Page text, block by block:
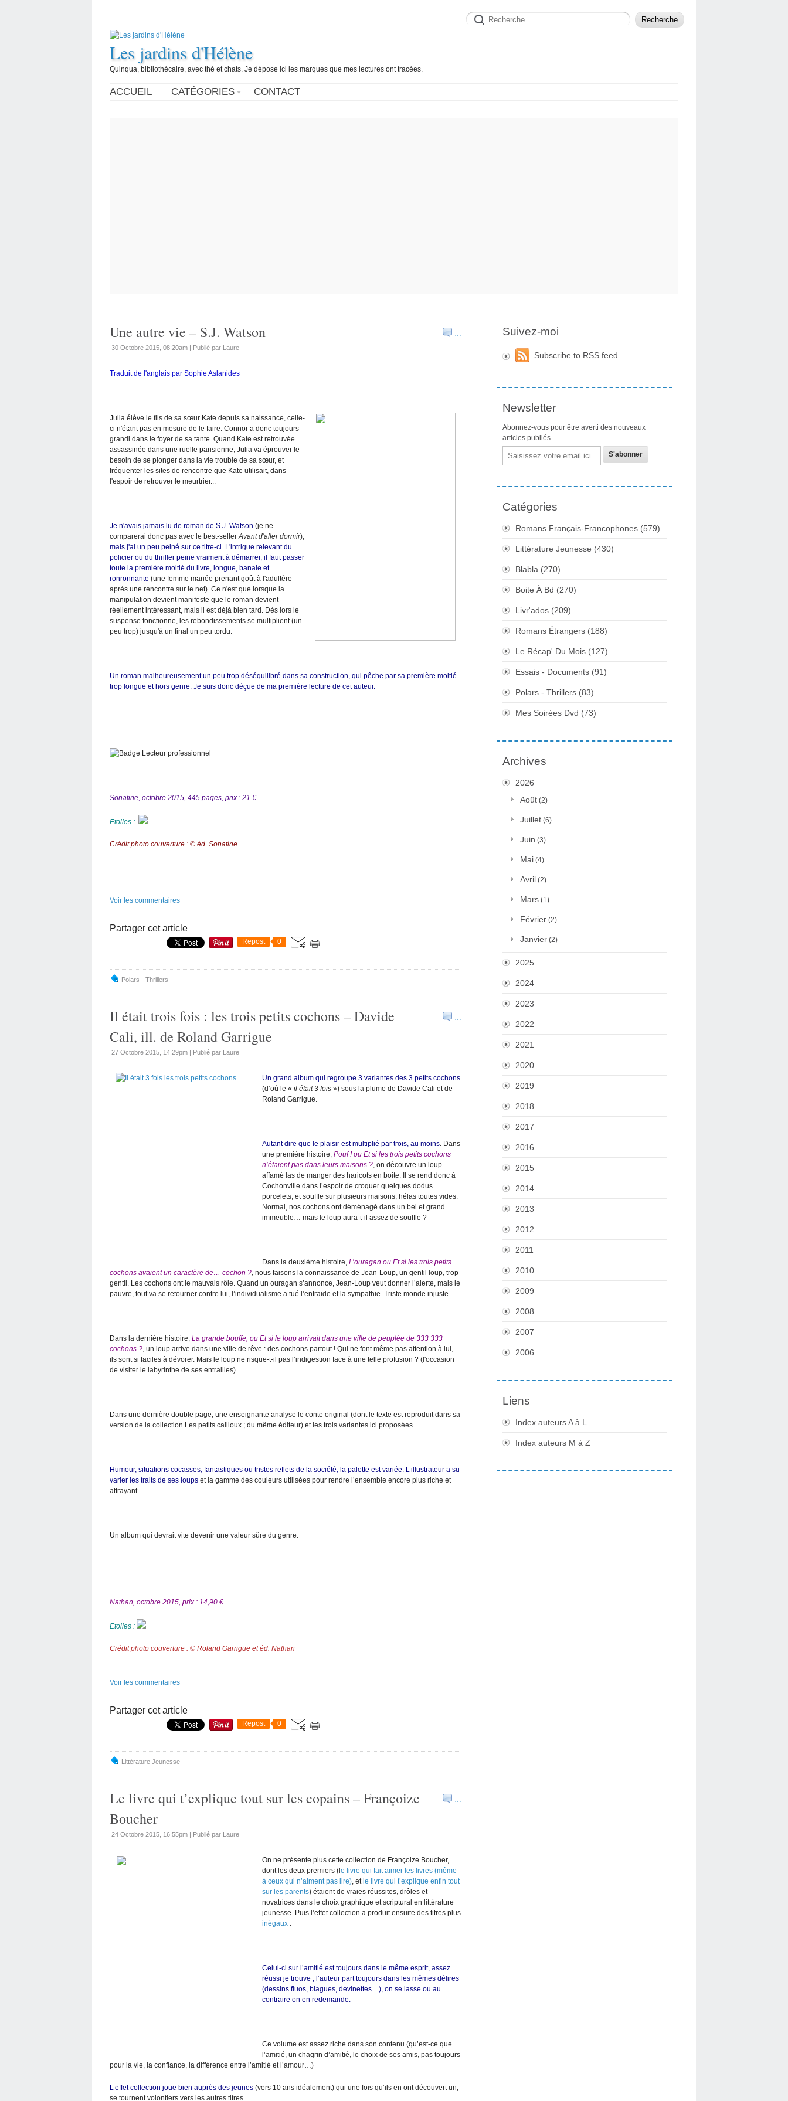
Les jardins d'Hélène
Quinqua, bibliothécaire, avec thé et chats. Je dépose ici les marques que mes lectures ont tracées.
ACCUEIL CATÉGORIES CONTACT
…
Une autre vie – S.J. Watson
30 Octobre 2015, 08:20am | Publié par Laure
Traduit de l'anglais par Sophie Aslanides
Julia élève le fils de sa sœur Kate depuis sa naissance, celle-
ci n'étant pas en mesure de le faire. Connor a donc toujours
grandi dans le foyer de sa tante. Quand Kate est retrouvée
assassinée dans une ruelle parisienne, Julia va éprouver le
besoin de se plonger dans la vie trouble de sa sœur, et
fréquenter les sites de rencontre que Kate utilisait, dans
l'espoir de retrouver le meurtrier...
Je n'avais jamais lu de roman de S.J. Watson (je ne
comparerai donc pas avec le best-sellerAvant d'aller dormir),
mais j'ai un peu peiné sur ce titre-ci. L'intrigue relevant du
policier ou du thriller peine vraiment à démarrer, il faut passer
toute la première moitié du livre, longue, banale et
ronronnante (une femme mariée prenant goût à l'adultère
après une rencontre sur le net). Ce n'est que lorsque la
manipulation devient manifeste que le roman devient
réellement intéressant, mais il est déjà bien tard. Dès lors le
suspense fonctionne, les rebondissements se multiplient (un
peu trop) jusqu'à un final un peu tordu.
Un roman malheureusement un peu trop déséquilibré dans sa construction, qui pêche par sa première moitié
trop longue et hors genre. Je suis donc déçue de ma première lecture de cet auteur.
Sonatine, octobre 2015, 445 pages, prix : 21 €
Etoiles :
Crédit photo couverture : © éd. Sonatine
Voir les commentaires
Partager cet article
Repost 0
Polars - Thrillers
…
Il était trois fois : les trois petits cochons – Davide
Cali, ill. de Roland Garrigue
27 Octobre 2015, 14:29pm | Publié par Laure
Un grand album qui regroupe 3 variantes des 3 petits cochons
(d’où le « il était 3 fois ») sous la plume de Davide Cali et de
Roland Garrigue.
Autant dire que le plaisir est multiplié par trois, au moins. Dans
une première histoire, Pouf ! ou Et si les trois petits cochons
n’étaient pas dans leurs maisons ?, on découvre un loup
affamé las de manger des haricots en boite. Il se rend donc à
Cochonville dans l’espoir de croquer quelques dodus
porcelets, et souffle sur plusieurs maisons, hélas toutes vides.
Normal, nos cochons ont déménagé dans un bel et grand
immeuble… mais le loup aura-t-il assez de souffle ?
Dans la deuxième histoire, L’ouragan ou Et si les trois petits
cochons avaient un caractère de… cochon ?, nous faisons la connaissance de Jean-Loup, un gentil loup, trop
gentil. Les cochons ont le mauvais rôle. Quand un ouragan s’annonce, Jean-Loup veut donner l’alerte, mais le
pauvre, tout va se retourner contre lui, l’individualisme a tué l’entraide et la sympathie. Triste monde injuste.
Dans la dernière histoire, La grande bouffe, ou Et si le loup arrivait dans une ville de peuplée de 333 333
cochons ?, un loup arrive dans une ville de rêve : des cochons partout ! Qui ne font même pas attention à lui,
ils sont si faciles à dévorer. Mais le loup ne risque-t-il pas l’indigestion face à une telle profusion ? (l'occasion
de visiter le labyrinthe de ses entrailles)
Dans une dernière double page, une enseignante analyse le conte original (dont le texte est reproduit dans sa
version de la collection Les petits cailloux ; du même éditeur) et les trois variantes ici proposées.
Humour, situations cocasses, fantastiques ou tristes reflets de la société, la palette est variée. L’illustrateur a su
varier les traits de ses loups et la gamme des couleurs utilisées pour rendre l’ensemble encore plus riche et
attrayant.
Un album qui devrait vite devenir une valeur sûre du genre.
Nathan, octobre 2015, prix : 14,90 €
Etoiles :
Crédit photo couverture : © Roland Garrigue et éd. Nathan
Voir les commentaires
Partager cet article
Repost 0
Littérature Jeunesse
…
Le livre qui t’explique tout sur les copains – Françoize
Boucher
24 Octobre 2015, 16:55pm | Publié par Laure
On ne présente plus cette collection de Françoize Boucher,
dont les deux premiers (le livre qui fait aimer les livres (même
à ceux qui n’aiment pas lire), etle livre qui t’explique enfin tout
sur les parents) étaient de vraies réussites, drôles et
novatrices dans le choix graphique et scriptural en littérature
jeunesse. Puis l’effet collection a produit ensuite des titres plus
inégaux .
Celui-ci sur l’amitié est toujours dans le même esprit, assez
réussi je trouve ; l’auteur part toujours dans les mêmes délires
(dessins fluos, blagues, devinettes…), on se lasse ou au
contraire on en redemande.
Ce volume est assez riche dans son contenu (qu’est-ce que
l’amitié, un chagrin d’amitié, le choix de ses amis, pas toujours
pour la vie, la confiance, la différence entre l’amitié et l’amour…)
L’effet collection joue bien auprès des jeunes (vers 10 ans idéalement) qui une fois qu’ils en ont découvert un,
se tournent volontiers vers les autres titres.
Suivez-moi
Subscribe to RSS feed
Newsletter
Abonnez-vous pour être averti des nouveaux
articles publiés.
Email
Catégories
Romans Français-Francophones (579)
Littérature Jeunesse (430)
Blabla (270)
Boite À Bd (270)
Livr'ados (209)
Romans Étrangers (188)
Le Récap' Du Mois (127)
Essais - Documents (91)
Polars - Thrillers (83)
Mes Soirées Dvd (73)
Archives
2026
Août (2)
Juillet (6)
Juin (3)
Mai (4)
Avril (2)
Mars (1)
Février (2)
Janvier (2)
2025
2024
2023
2022
2021
2020
2019
2018
2017
2016
2015
2014
2013
2012
2011
2010
2009
2008
2007
2006
Liens
Index auteurs A à L
Index auteurs M à Z